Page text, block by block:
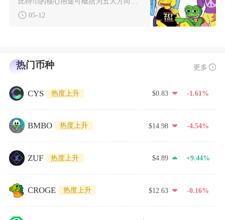
05-12
热门币种 更多
CYS 热度上升 $0.83 -1.61%
BMBO 热度上升 $14.98 -4.54%
ZUF 热度上升 $4.89 +9.44%
CROGE 热度上升 $12.63 -0.16%